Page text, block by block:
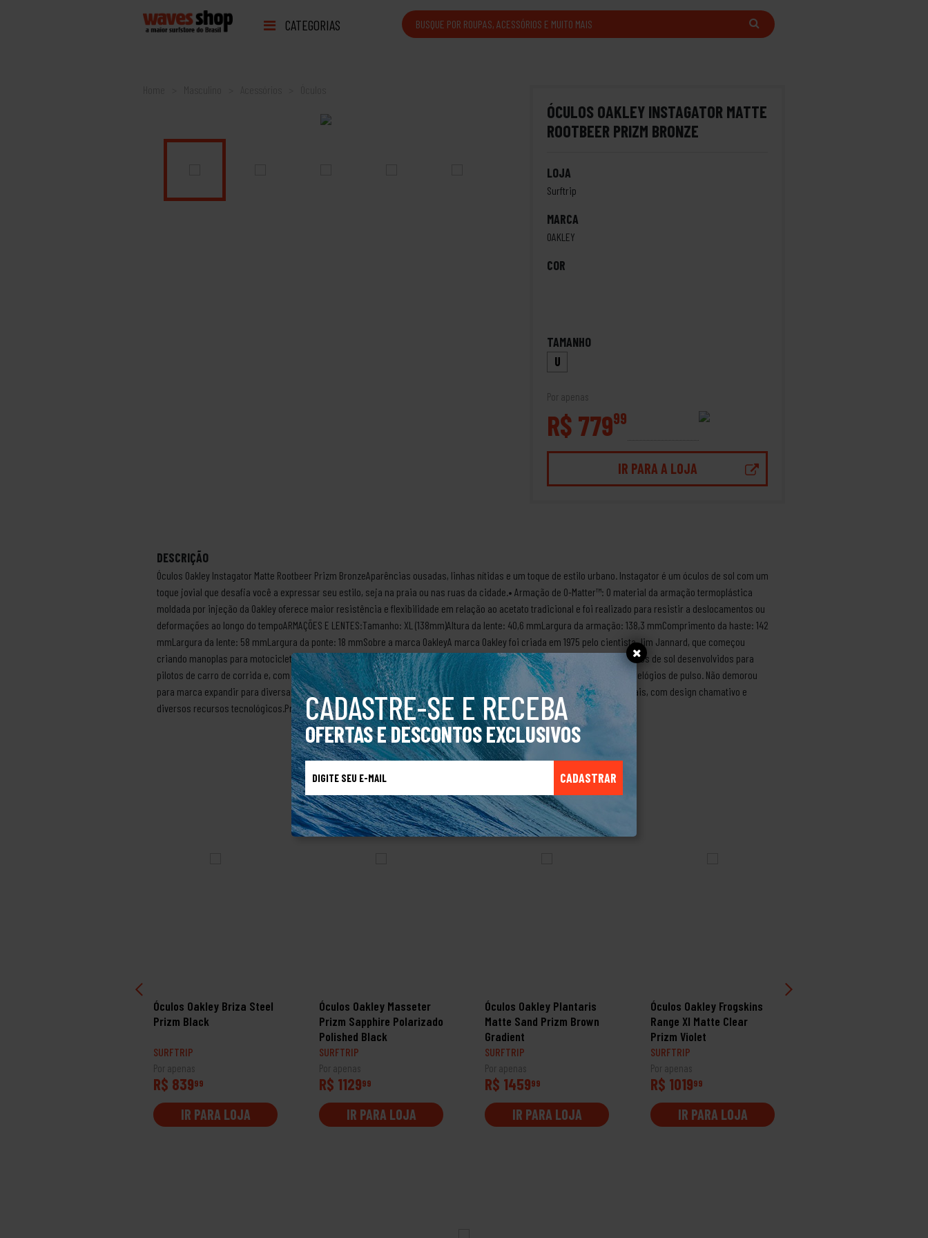
CADASTRE-SE E RECEBA
OFERTAS E DESCONTOS EXCLUSIVOS
CADASTRAR
CATEGORIAS
Home
ÓCULOS OAKLEY INSTAGATOR MATTE
ROOTBEER PRIZM BRONZE
LOJA
Surftrip
MARCA
OAKLEY
COR
TAMANHO
U
Por apenas
R$ 77999
IR PARA A LOJA
DESCRIÇÃO
Óculos Oakley Instagator Matte Rootbeer Prizm BronzeAparências ousadas, linhas nítidas e um toque de estilo urbano. Instagator é um óculos de sol com um
toque jovial que desafia você a expressar seu estilo, seja na praia ou nas ruas da cidade.• Armação de O-Matter™: O material da armação termoplástica
moldada por injeção da Oakley oferece maior resistência e flexibilidade em relação ao acetato tradicional e foi realizado para resistir a deslocamentos ou
deformações ao longo do tempoARMAÇÕES E LENTES:Tamanho: XL (138mm)Altura da lente: 40,6 mmLargura da armação: 138,3 mmComprimento da haste: 142
mmLargura da lente: 58 mmLargura da ponte: 18 mmSobre a marca OakleyA marca Oakley foi criada em 1975 pelo cientista Jim Jannard, que começou
criando manoplas para motocicletas com um design bastante inovador. Com esse mesmo espírito, Jim resolveu criar óculos de sol desenvolvidos para
pilotos de carro de corrida e, com o passar do tempo, foi desenvolvendo mochilas para alpinismo, calçados esportivos e relógios de pulso. Não demorou
para marca expandir para diversas outras categorias alcançando todo o tipo de público, com produtos versáteis, funcionais, com design chamativo e
diversos recursos tecnológicos.Produto Original.
TALVEZ VOCÊ TAMBÉM GOSTE
Óculos Oakley Briza Steel
Prizm Black
SURFTRIP
Por apenas
R$ 83999
IR PARA LOJA
Óculos Oakley Masseter
Prizm Sapphire Polarizado
Polished Black
SURFTRIP
Por apenas
R$ 112999
IR PARA LOJA
Óculos Oakley Plantaris
Matte Sand Prizm Brown
Gradient
SURFTRIP
Por apenas
R$ 145999
IR PARA LOJA
Óculos Oakley Frogskins
Range Xl Matte Clear
Prizm Violet
SURFTRIP
Por apenas
R$ 101999
IR PARA LOJA